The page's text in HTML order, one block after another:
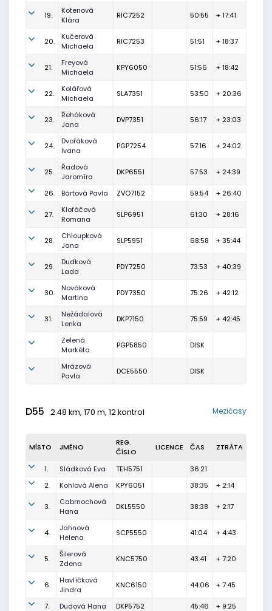
19.
Kotenová
Klára
RIC7252 50:55 + 17:41
20.
Kučerová
Michaela
RIC7253 51:51 + 18:37
21.
Freyová
Michaela
KPY6050 51:56 + 18:42
22.
Kolářová
Michaela
SLA7351 53:50 + 20:36
23.
Řeháková
Jana
DVP7351 56:17 + 23:03
24.
Dvořáková
Ivana
PGP7254 57:16 + 24:02
25.
Řadová
Jaromíra
DKP6551 57:53 + 24:39
26. Bártová Pavla ZVO7152 59:54 + 26:40
27.
Klofáčová
Romana
SLP6951 61:30 + 28:16
28.
Chloupková
Jana
SLP5951 68:58 + 35:44
29.
Dudková
Lada
PDY7250 73:53 + 40:39
30.
Nováková
Martina
PDY7350 75:26 + 42:12
31.
Nežádalová
Lenka
DKP7150 75:59 + 42:45
Zelená
Markéta
PGP5850 DISK
Mrázová
Pavla
DCE5550 DISK
D55 2.48 km, 170 m, 12 kontrol Mezičasy
MÍSTO JMÉNO
REG.
ČÍSLO
LICENCE ČAS ZTRÁTA
1. Sládková Eva TEH5751
36:21
2.
Kohlová Alena KPY6051 38:35 + 2:14
3.
Cabrnochová
Hana
DKL5550 38:38 + 2:17
4.
Jahnová
Helena
SCP5550 41:04 + 4:43
5.
Šilerová
Zdena
KNC5750 43:41 + 7:20
6.
Havlíčková
Jindra
KNC6150 44:06 + 7:45
7. Dudová Hana DKP5752 45:46 + 9:25